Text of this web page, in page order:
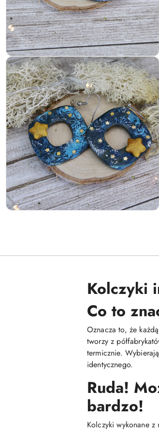
Kolczyki
Co to
Oznacza to, że
tworzy z
termicznie.
identycznego.
Ruda!
bardzo!
Kolczyki wykonane